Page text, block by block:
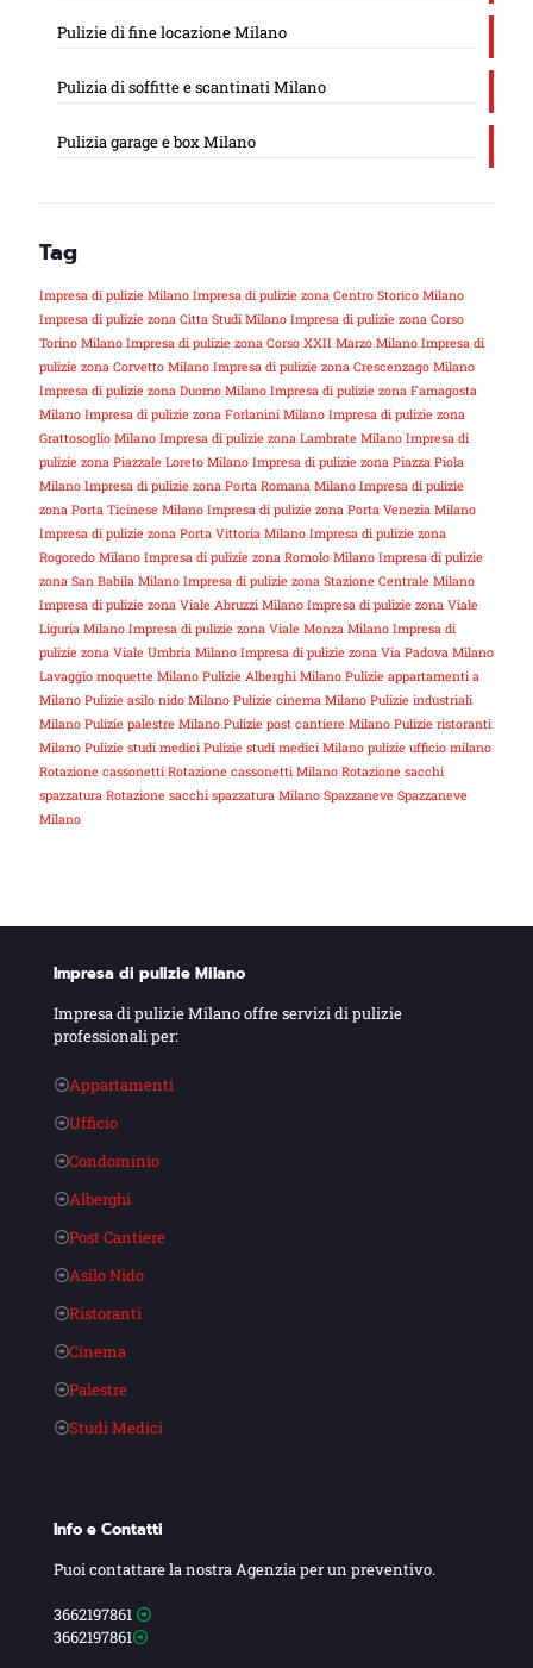
Pulizie di fine locazione Milano
Pulizia di soffitte e scantinati Milano
Pulizia garage e box Milano
Tag
Impresa di pulizie Milano Impresa di pulizie zona Centro Storico Milano
Impresa di pulizie zona Citta Studi Milano Impresa di pulizie zona Corso
Torino Milano Impresa di pulizie zona Corso XXII Marzo Milano Impresa di
pulizie zona Corvetto Milano Impresa di pulizie zona Crescenzago Milano
Impresa di pulizie zona Duomo Milano Impresa di pulizie zona Famagosta
Milano Impresa di pulizie zona Forlanini Milano Impresa di pulizie zona
Grattosoglio Milano Impresa di pulizie zona Lambrate Milano Impresa di
pulizie zona Piazzale Loreto Milano Impresa di pulizie zona Piazza Piola
Milano Impresa di pulizie zona Porta Romana Milano Impresa di pulizie
zona Porta Ticinese Milano Impresa di pulizie zona Porta Venezia Milano
Impresa di pulizie zona Porta Vittoria Milano Impresa di pulizie zona
Rogoredo Milano Impresa di pulizie zona Romolo Milano Impresa di pulizie
zona San Babila Milano Impresa di pulizie zona Stazione Centrale Milano
Impresa di pulizie zona Viale Abruzzi Milano Impresa di pulizie zona Viale
Liguria Milano Impresa di pulizie zona Viale Monza Milano Impresa di
pulizie zona Viale Umbria Milano Impresa di pulizie zona Via Padova Milano
Lavaggio moquette Milano Pulizie Alberghi Milano Pulizie appartamenti a
Milano Pulizie asilo nido Milano Pulizie cinema Milano Pulizie industriali
Milano Pulizie palestre Milano Pulizie post cantiere Milano Pulizie ristoranti
Milano Pulizie studi medici Pulizie studi medici Milano pulizie ufficio milano
Rotazione cassonetti Rotazione cassonetti Milano Rotazione sacchi
spazzatura Rotazione sacchi spazzatura Milano Spazzaneve Spazzaneve
Milano
Impresa di pulizie Milano
Impresa di pulizie Milano offre servizi di pulizie
professionali per:
Appartamenti
Ufficio
Condominio
Alberghi
Post Cantiere
Asilo Nido
Ristoranti
Cinema
Palestre
Studi Medici
Info e Contatti
Puoi contattare la nostra Agenzia per un preventivo.
3662197861
3662197861